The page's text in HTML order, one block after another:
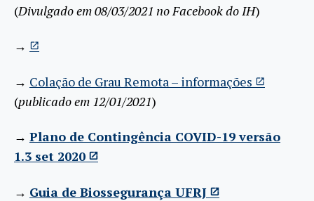
(Divulgado em 08/03/2021 no Facebook do IH)
→
→ Colação de Grau Remota – informações
(publicado em 12/01/2021)
→ Plano de Contingência COVID-19 versão
1.3 set 2020
→ Guia de Biossegurança UFRJ